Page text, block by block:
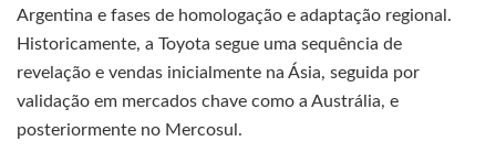
Argentina e fases de homologação e adaptação regional.
Historicamente, a Toyota segue uma sequência de
revelação e vendas inicialmente na Ásia, seguida por
validação em mercados chave como a Austrália, e
posteriormente no Mercosul.